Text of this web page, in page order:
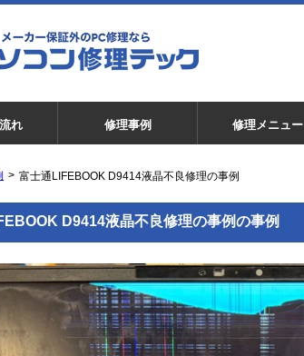
れ 修理事例 修理メニュー
富士通LIFEBOOK D9414液晶不良修理の事例
D9414液晶不良修理の事例の事例